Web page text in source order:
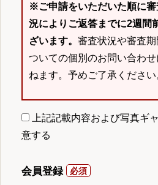
※ご申請をいただいた順に
況によりご返答までに2週間
ざいます。 審査状況や審査
ついての個別のお問い合わ
ねます。予めご了承ください
上記記載内容および写真ギ
意する
会員登録